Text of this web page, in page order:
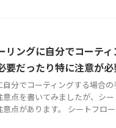
リングに自分でコーテ
要だったり特に注意が
自分でコーティングする場合
意点を書いてみましたが、シ
点があります。 シートフロ